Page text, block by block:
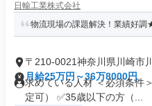
日輸工業株式会社
物流現場の課題解決！業績好
〒210-0021神奈川県川崎市
月給25万円～36万8000円
求めている人材 ＜必須条件
定可） ✅35歳以下の方（...